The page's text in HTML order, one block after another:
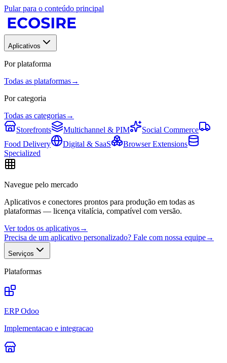
Pular para o conteúdo principal
Aplicativos
Por plataforma
Todas as plataformas→
Por categoria
Todas as categorias→
Storefronts
Multichannel & PIM
Social Commerce
Food Delivery
Digital & SaaS
Browser Extensions
Specialized
Navegue pelo mercado
Aplicativos e conectores prontos para produção em todas as
plataformas — licença vitalícia, compatível com versão.
Ver todos os aplicativos→
Precisa de um aplicativo personalizado? Fale com nossa equipe→
Serviços
Plataformas
ERP Odoo
Implementacao e integracao